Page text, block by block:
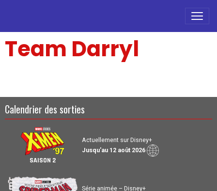
Team Darryl
Calendrier des sorties
SAISON 2
Actuellement sur Disney+
Jusqu'au 12 août 2026
Série animée – Disney+